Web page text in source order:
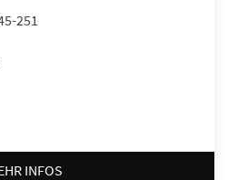
251
INFOS